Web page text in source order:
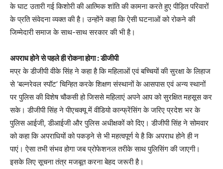
के घाट उतारी गई किशोरी की आत्मिक शांति की कामना करते हुए पीड़ित परिवारों
के प्रति संवेदना व्यक्त की है। उन्होंने कहा कि ऐसी घटनाओं को रोकने की
जिम्मेदारी समाज के साथ-साथ सरकार की भी है।
अपराध होने से पहले ही रोकना होगा : डीजीपी
मप्र के डीजीपी वीके सिंह ने कहा है कि महिलाओं एवं बच्चियों की सुरक्षा के लिहाज
से ‘बल्‍नरेवल स्‍पॉट’ चिन्हित करके शिक्षण संस्‍थानों के आसपास एवं अन्‍य स्‍थानों
पर पुलिस की विशेष चौकसी हो जिससे महिलाएं अपने आप को सुरक्षित महसूस कर
सके। डीजीपी सिंह ने पीएचक्यू में वीडियो कान्फ्रेंसिंग के जरिए प्रदेश भर के
पुलिस आईजी, डीआईजी और पुलिस अधीक्षकों को दिए। डीजीपी सिंह ने सोमवार
को कहा कि अपराधियों को पकड़ने से भी महत्‍वपूर्ण ये है कि अपराध होने ही न
पाएं। ऐसा तभी संभव होगा जब प्रोफेशनल तरीके साथ पुलिसिंग की जाएगी।
इसके लिए सूचना तंत्र मजबूत करना बेहद जरूरी है।